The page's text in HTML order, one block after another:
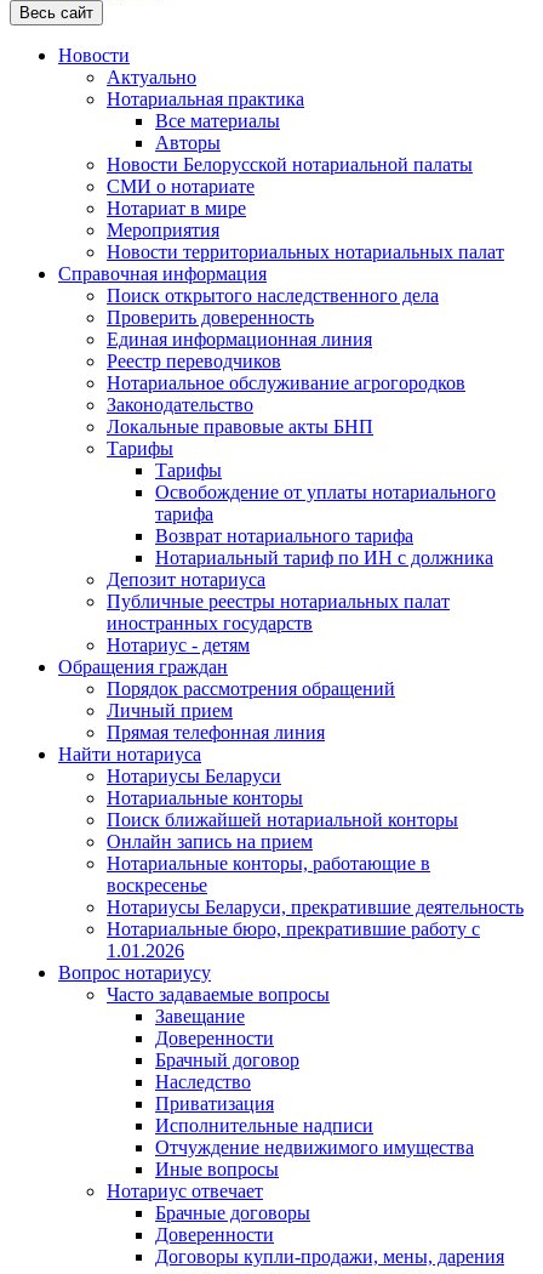
Весь сайт
Новости
Актуально
Нотариальная практика
Все материалы
Авторы
Новости Белорусской нотариальной палаты
СМИ о нотариате
Нотариат в мире
Мероприятия
Новости территориальных нотариальных палат
Справочная информация
Поиск открытого наследственного дела
Проверить доверенность
Единая информационная линия
Реестр переводчиков
Нотариальное обслуживание агрогородков
Законодательство
Локальные правовые акты БНП
Тарифы
Тарифы
Освобождение от уплаты нотариального
тарифа
Возврат нотариального тарифа
Нотариальный тариф по ИН с должника
Депозит нотариуса
Публичные реестры нотариальных палат
иностранных государств
Нотариус - детям
Обращения граждан
Порядок рассмотрения обращений
Личный прием
Прямая телефонная линия
Найти нотариуса
Нотариусы Беларуси
Нотариальные конторы
Поиск ближайшей нотариальной конторы
Онлайн запись на прием
Нотариальные конторы, работающие в
воскресенье
Нотариусы Беларуси, прекратившие деятельность
Нотариальные бюро, прекратившие работу с
1.01.2026
Вопрос нотариусу
Часто задаваемые вопросы
Завещание
Доверенности
Брачный договор
Наследство
Приватизация
Исполнительные надписи
Отчуждение недвижимого имущества
Иные вопросы
Нотариус отвечает
Брачные договоры
Доверенности
Договоры купли-продажи, мены, дарения